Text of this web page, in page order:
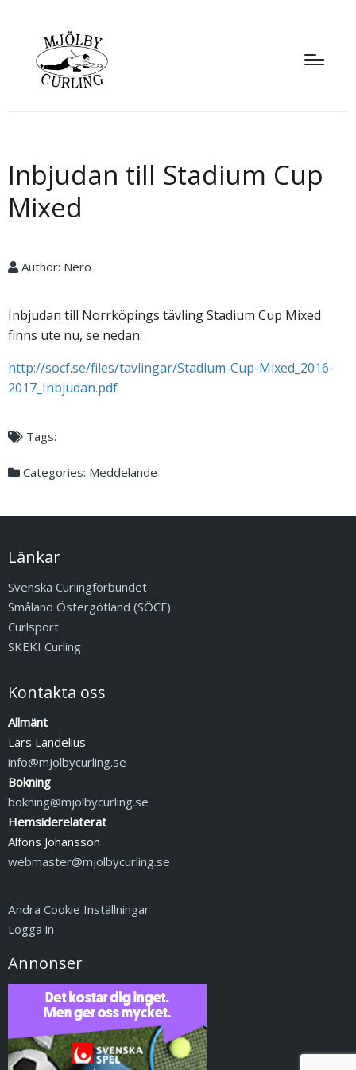
Inbjudan till Stadium Cup
Mixed
Author: Nero
Inbjudan till Norrköpings tävling Stadium Cup Mixed
finns ute nu, se nedan:
http://socf.se/files/tavlingar/Stadium-Cup-Mixed_2016-
2017_Inbjudan.pdf
Tags:
Categories: Meddelande
Länkar
Svenska Curlingförbundet
Småland Östergötland (SÖCF)
Curlsport
SKEKI Curling
Kontakta oss
Allmänt
Lars Landelius
info@mjolbycurling.se
Bokning
bokning@mjolbycurling.se
Hemsiderelaterat
Alfons Johansson
webmaster@mjolbycurling.se
Ändra Cookie Inställningar
Logga in
Annonser